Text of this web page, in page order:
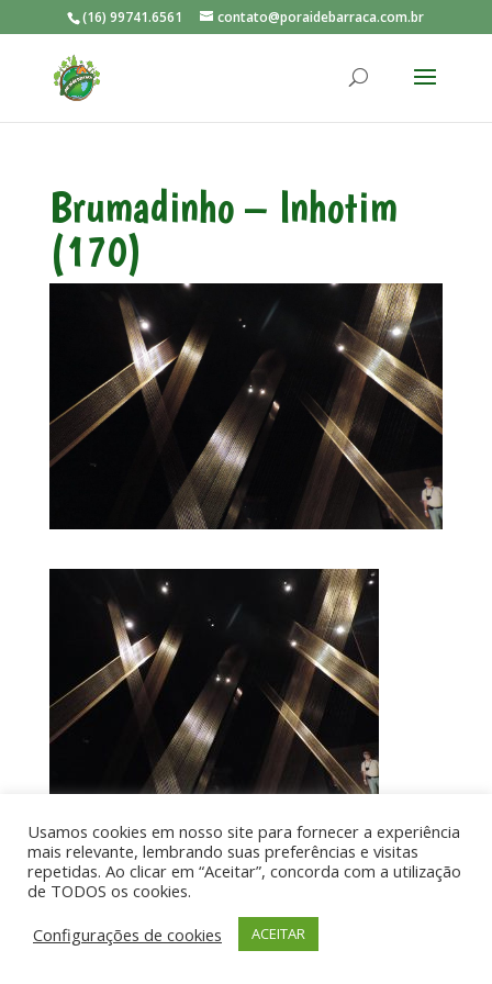
(16) 99741.6561 contato@poraidebarraca.com.br
Brumadinho – Inhotim
(170)
Por aí de Barraca - direitos reservados - Desenvolvido
por UIA WEB
Usamos cookies em nosso site para fornecer a experiência
mais relevante, lembrando suas preferências e visitas
repetidas. Ao clicar em “Aceitar”, concorda com a utilização
de TODOS os cookies.
Configurações de cookies
ACEITAR